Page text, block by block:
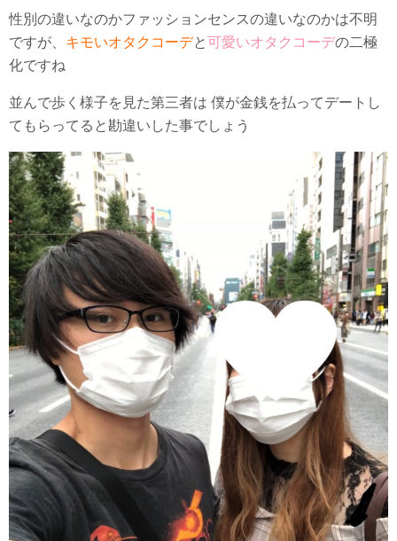
性別の違いなのかファッションセンスの違いなのかは不明
ですが、 キモいオタクコーデと可愛いオタクコーデの二極
化ですね
並んで歩く様子を見た第三者は 僕が金銭を払ってデートし
てもらってると勘違いした事でしょう